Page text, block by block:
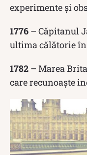
experimente și
1776 – Căpitanul
ultima călătorie în
1782 – Marea
care recunoaște